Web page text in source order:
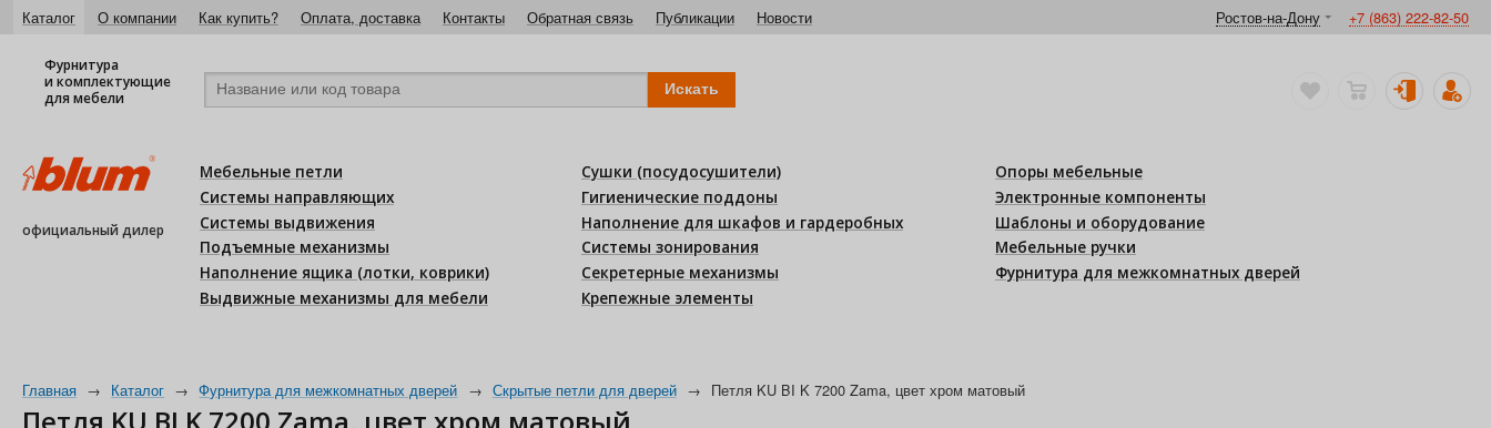
Каталог О компании Как купить? Оплата, доставка Контакты Обратная связь Публикации Новости Ростов-на-Дону +7 (863) 222-82-50
Фурнитура
и комплектующие
для мебели
официальный дилер
Мебельные петли
Системы направляющих
Системы выдвижения
Подъемные механизмы
Наполнение ящика (лотки, коврики)
Выдвижные механизмы для мебели
Сушки (посудосушители)
Гигиенические поддоны
Наполнение для шкафов и гардеробных
Системы зонирования
Секретерные механизмы
Крепежные элементы
Опоры мебельные
Электронные компоненты
Шаблоны и оборудование
Мебельные ручки
Фурнитура для межкомнатных дверей
Главная → Каталог → Фурнитура для межкомнатных дверей → Скрытые петли для дверей → Петля KU BI K 7200 Zama, цвет хром матовый